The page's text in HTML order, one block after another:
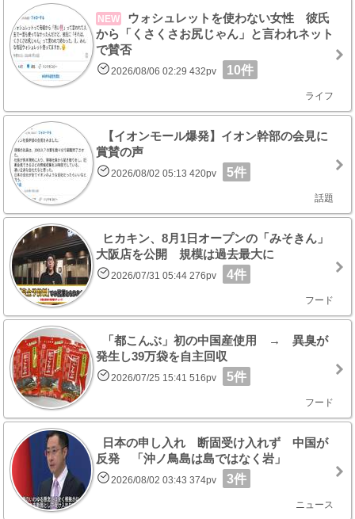
NEW
ウォシュレットを使わない女性 彼氏
から「くさくさお尻じゃん」と言われネット
で賛否
2026/08/06 02:29 432pv 10件
ライフ
【イオンモール爆発】イオン幹部の会見に
賞賛の声
2026/08/02 05:13 420pv 5件
話題
ヒカキン、8月1日オープンの「みそきん」
大阪店を公開 規模は過去最大に
2026/07/31 05:44 276pv 4件
フード
「都こんぶ」初の中国産使用 → 異臭が
発生し39万袋を自主回収
2026/07/25 15:41 516pv 5件
フード
日本の申し入れ 断固受け入れず 中国が
反発 「沖ノ鳥島は島ではなく岩」
2026/08/02 03:43 374pv 3件
ニュース